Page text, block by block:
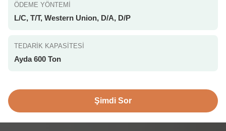
ÖDEME YÖNTEMI
L/C, T/T, Western Union, D/A, D/P
TEDARIK KAPASITESI
Ayda 600 Ton
Şimdi Sor